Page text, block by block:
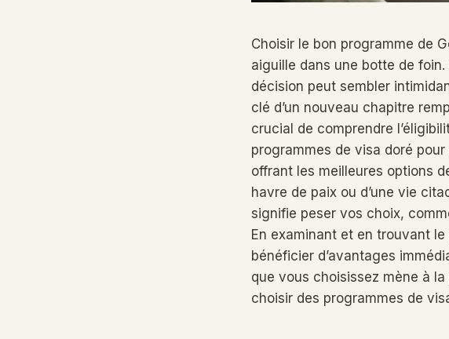
Choisir le bon programme de
aiguille dans une botte de
décision peut sembler
clé d’un nouveau chapitre
crucial de comprendre
programmes de visa doré
offrant les meilleures options
havre de paix ou d’une vie
signifie peser vos choix,
En examinant et en trouvant
bénéficier d’avantages
que vous choisissez mène à
choisir des programmes de